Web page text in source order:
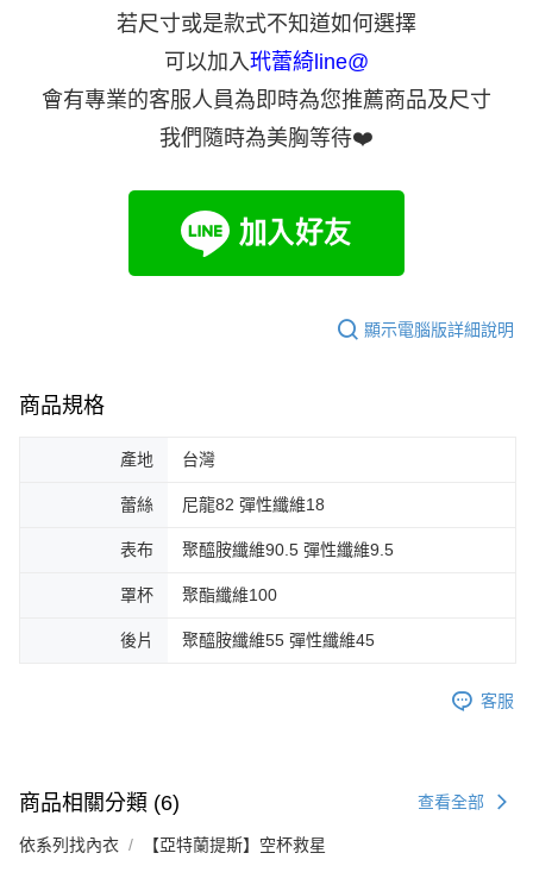
若尺寸或是款式不知道如何選擇
可以加入玳蕾綺line@
會有專業的客服人員為即時為您推薦商品及尺寸
我們隨時為美胸等待❤️
顯示電腦版詳細說明
商品規格
產地 台灣
蕾絲 尼龍82 彈性纖維18
表布 聚醯胺纖維90.5 彈性纖維9.5
罩杯 聚酯纖維100
後片 聚醯胺纖維55 彈性纖維45
客服
商品相關分類 (6) 查看全部
依系列找內衣 【亞特蘭提斯】空杯救星